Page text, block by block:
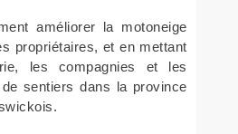
améliorer la motoneige
propriétaires, et en mettant
les compagnies et les
sentiers dans la province